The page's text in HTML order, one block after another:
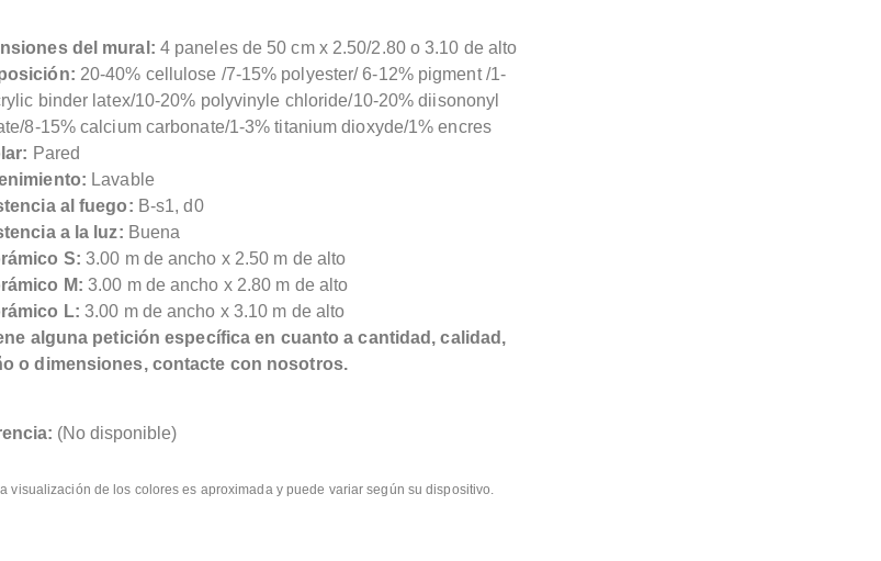
del mural: 4 paneles de 50 cm x 2.50/2.80 o 3.10 de alto
20-40% cellulose /7-15% polyester/ 6-12% pigment /1-
binder latex/10-20% polyvinyle chloride/10-20% diisononyl
8-15% calcium carbonate/1-3% titanium dioxyde/1% encres
Pared
Lavable
al fuego: B-s1, d0
a la luz: Buena
S: 3.00 m de ancho x 2.50 m de alto
M: 3.00 m de ancho x 2.80 m de alto
L: 3.00 m de ancho x 3.10 m de alto
alguna petición específica en cuanto a cantidad, calidad,
o dimensiones, contacte con nosotros.
(No disponible)
visualización de los colores es aproximada y puede variar según su dispositivo.